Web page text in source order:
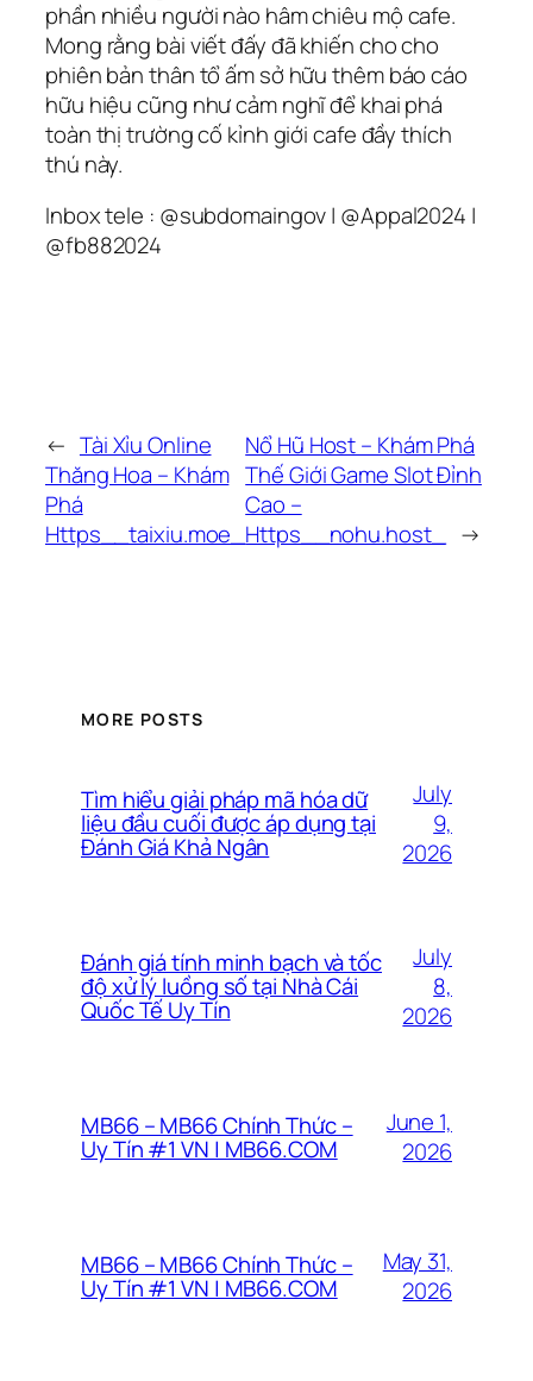
phần nhiều người nào hâm chiêu mộ cafe.
Mong rằng bài viết đấy đã khiến cho cho
phiên bản thân tổ ấm sở hữu thêm báo cáo
hữu hiệu cũng như cảm nghĩ để khai phá
toàn thị trường cố kỉnh giới cafe đầy thích
thú này.
Inbox tele : @subdomaingov | @Appal2024 |
@fb882024
← Tài Xỉu Online
Thăng Hoa – Khám
Phá
Https__taixiu.moe_
Nổ Hũ Host – Khám Phá
Thế Giới Game Slot Đỉnh
Cao –
Https__nohu.host_
→
MORE POSTS
Tìm hiểu giải pháp mã hóa dữ
liệu đầu cuối được áp dụng tại
Đánh Giá Khả Ngân
July
9,
2026
Đánh giá tính minh bạch và tốc
độ xử lý luồng số tại Nhà Cái
Quốc Tế Uy Tín
July
8,
2026
MB66 – MB66 Chính Thức –
Uy Tín #1 VN | MB66.COM
June 1,
2026
MB66 – MB66 Chính Thức –
Uy Tín #1 VN | MB66.COM
May 31,
2026